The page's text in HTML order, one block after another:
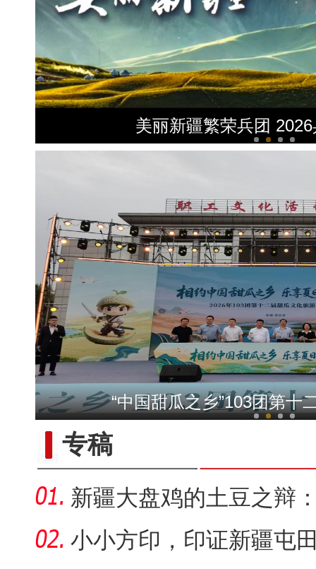
美丽新疆繁荣兵团
以“阅读+文旅+非遗+农技”
“中国甜瓜之乡”103团第十
专稿
新疆大盘鸡的土豆之辩
套“标准答
小小方印，印证新疆屯